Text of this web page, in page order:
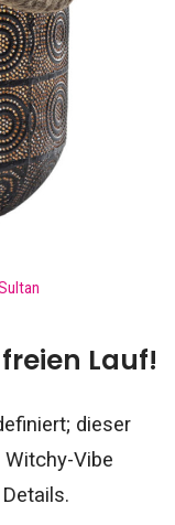
Lauf!
dieser
Vibe